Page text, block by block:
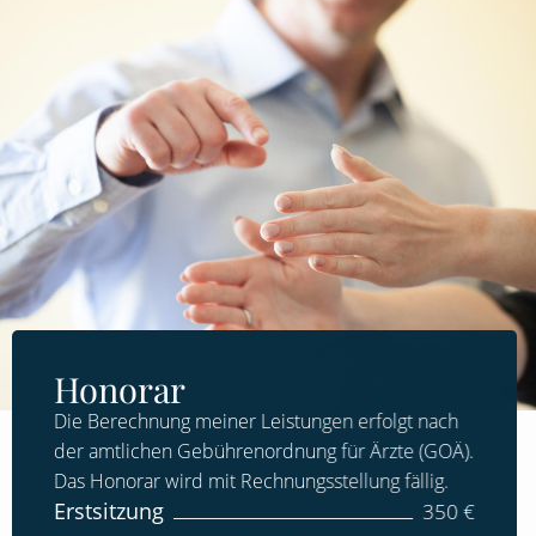
Honorar
Die Berechnung meiner Leistungen erfolgt nach
der amtlichen Gebührenordnung für Ärzte (GOÄ).
Das Honorar wird mit Rechnungsstellung fällig.
Erstsitzung 350 €